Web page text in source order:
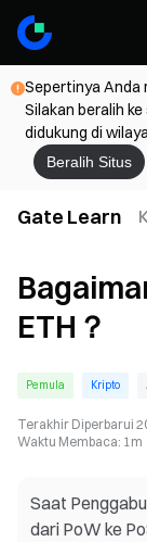
Sepertinya Anda
Silakan beralih
didukung di
Beralih Situs
Gate Learn
ETH？
Pemula Kripto
Terakhir Diperbarui
Waktu Membaca: 1m
Saat
dari PoW ke